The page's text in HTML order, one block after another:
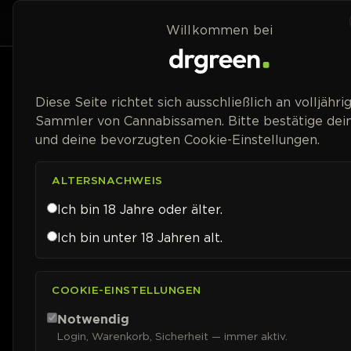
Zum Inhalt springen
Home
Willkommen bei
Diese Seite richtet sich ausschließlich an
Sammler von Cannabissamen. Bitte bestätige
und deine bevorzugten Cookie-Einstellungen.
ALTERSNACHWEIS
Ich bin 18 Jahre oder älter.
Ich bin unter 18 Jahren alt.
COOKIE-EINSTELLUNGEN
Notwendig
Login, Warenkorb, Sicherheit — immer aktiv.